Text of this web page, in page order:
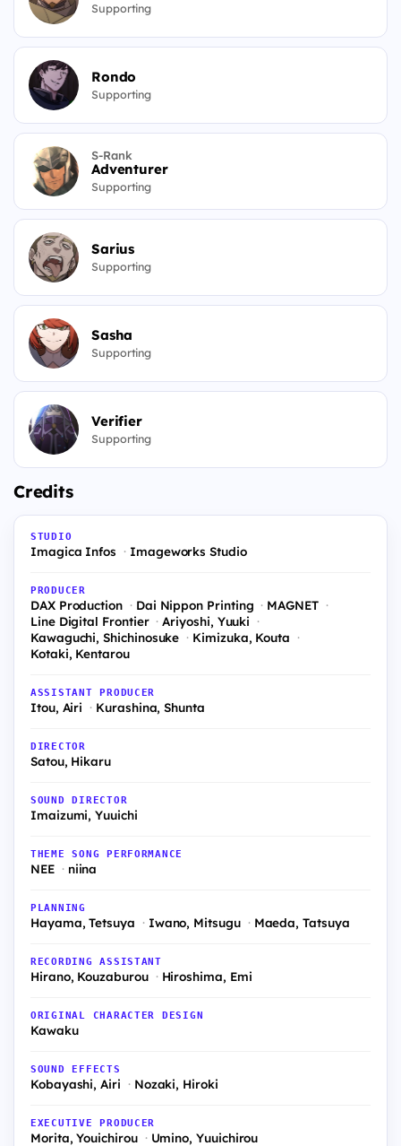
Supporting
Rondo
Supporting
S-Rank
Adventurer
Supporting
Sarius
Supporting
Sasha
Supporting
Verifier
Supporting
Credits
STUDIO
Imagica Infos Imageworks Studio
PRODUCER
DAX Production Dai Nippon Printing
MAGNET
Line Digital Frontier
Ariyoshi, Yuuki
Kawaguchi, Shichinosuke
Kimizuka, Kouta
Kotaki, Kentarou
ASSISTANT PRODUCER
Itou, Airi Kurashina, Shunta
DIRECTOR
Satou, Hikaru
SOUND DIRECTOR
Imaizumi, Yuuichi
THEME SONG PERFORMANCE
NEE niina
PLANNING
Hayama, Tetsuya Iwano, Mitsugu Maeda, Tatsuya
RECORDING ASSISTANT
Hirano, Kouzaburou Hiroshima, Emi
ORIGINAL CHARACTER DESIGN
Kawaku
SOUND EFFECTS
Kobayashi, Airi Nozaki, Hiroki
EXECUTIVE PRODUCER
Morita, Youichirou Umino, Yuuichirou